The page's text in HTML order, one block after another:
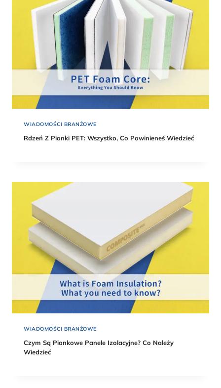
WIADOMOŚCI BRANŻOWE
Rdzeń Z Pianki PET: Wszystko, Co Powinieneś Wiedzieć
WIADOMOŚCI BRANŻOWE
Czym Są Piankowe Panele Izolacyjne? Co Należy
Wiedzieć